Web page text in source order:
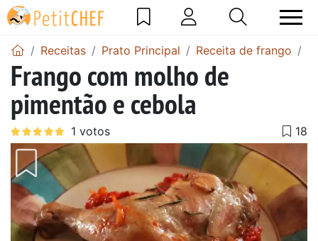
Receitas Prato Principal Receita de frango
Frango com molho de
pimentão e cebola